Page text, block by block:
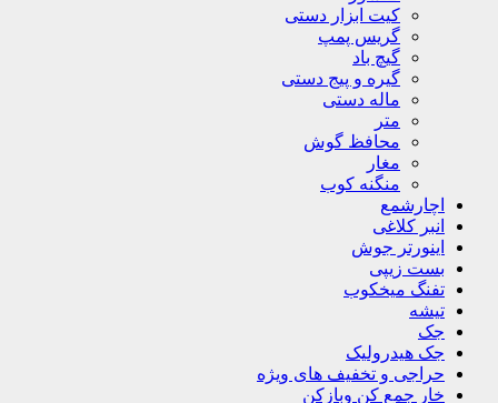
کیت ابزار دستی
گریس پمپ
گیچ باد
گیره و پیج دستی
ماله دستی
متر
محافظ گوش
مغار
منگنه کوب
اچارشمع
انبر کلاغی
اینورتر جوش
بست زیپی
تفنگ میخکوب
تیشه
جک
جک هیدرولیک
حراجی و تخفیف های ویژه
خار جمع کن وبازکن